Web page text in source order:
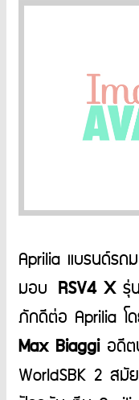
Aprilia แบรนด์รถ
มอบ RSV4 Xรุ่น
ภักดีต่อ Aprilia โ
Max Biaggiอดีต
WorldSBK 2 สมั